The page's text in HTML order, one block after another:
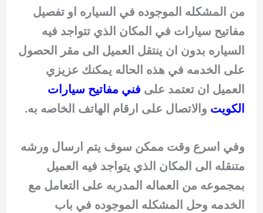
من المشكله الموجوده في السياره او تفصيل
مفاتيح سيارات في المكان الذي تتواجد فيه
السياره بدون ان ينتقل العميل الى مقر الحصول
على الخدمه في هذه الحاله يمكنك عزيزي
العميل ان تعتمد على فني مفاتيح سيارات
الكويت والاتصال على ارقام الهاتف الخاصه به.
وفي اسرع وقت ممكن سوف يتم ارسال ورشه
متنقله الى المكان الذي يتواجد فيه العميل
بمجموعه من العماله المدربه على التعامل مع
الخدمه وحل المشكله الموجوده في باب